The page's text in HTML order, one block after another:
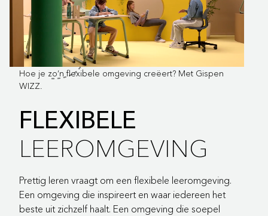
Hoe je zo’n flexibele omgeving creëert? Met Gispen
WIZZ.
FLEXIBELE
LEEROMGEVING
Prettig leren vraagt om een flexibele leeromgeving.
Een omgeving die inspireert en waar iedereen het
beste uit zichzelf haalt. Een omgeving die soepel